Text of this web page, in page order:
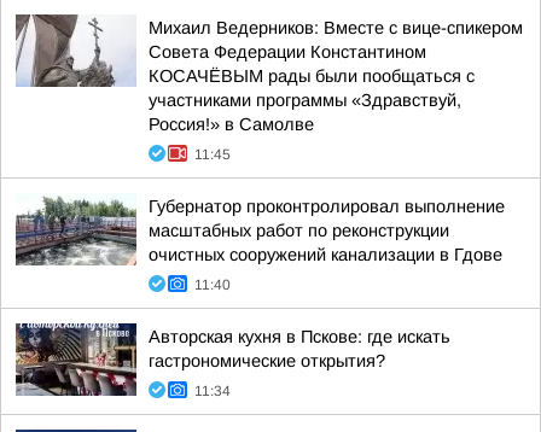
Михаил Ведерников: Вместе с вице-спикером
Совета Федерации Константином
КОСАЧЁВЫМ рады были пообщаться с
участниками программы «Здравствуй,
Россия!» в Самолве
11:45
Губернатор проконтролировал выполнение
масштабных работ по реконструкции
очистных сооружений канализации в Гдове
11:40
Авторская кухня в Пскове: где искать
гастрономические открытия?
11:34